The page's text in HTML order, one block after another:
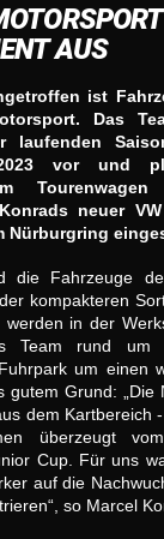
AUS
ist
Das
laufenden
vor und
neuer
Nürburgring
die Fahrzeuge
kompakteren
in der
Team rund um
um einen
gutem Grund: „Die
dem Kartbereich
überzeugt
Cup. Für uns
auf die
so Marcel